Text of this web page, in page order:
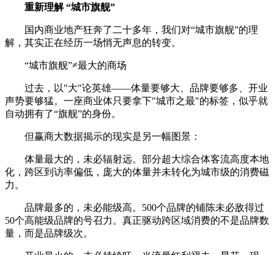
重新理解 “城市旗舰”
国内商业地产狂奔了二十多年，我们对“城市旗舰”的理
解，其实正在经历一场悄无声息的转变。
“城市旗舰”≠最大的商场
过去，以"大"论英雄——体量要够大、品牌要够多、开业
声势要够猛。一座商业体只要拿下"城市之最"的标签，似乎就
自动拥有了“旗舰”的身份。
但赢商大数据揭示的现实是另一幅图景：
体量最大的，未必辐射远。部分超大综合体客流高度本地
化，跨区到访率偏低，庞大的体量并未转化为城市级的消费磁
力。
品牌最多的，未必能级高。500个品牌的铺陈未必敌得过
50个高能级品牌的号召力。真正驱动跨区域消费的不是品牌数
量，而是品牌级次。